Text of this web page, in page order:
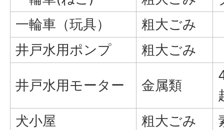
一輪車（玩具）
粗大ごみ
井戸水用ポンプ
粗大ごみ
井戸水用モーター 金属類
犬小屋
粗大ごみ